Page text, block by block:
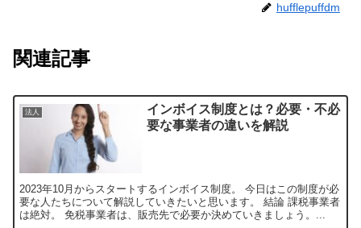
hufflepuffdm
関連記事
法人
インボイス制度とは？必要・不必
要な事業者の違いを解説
2023年10月からスタートするインボイス制度。 今日はこの制度が必
要な人たちについて解説していきたいと思います。 結論 課税事業者
は絶対。 免税事業者は、販売先で必要か決めていきましょう。...